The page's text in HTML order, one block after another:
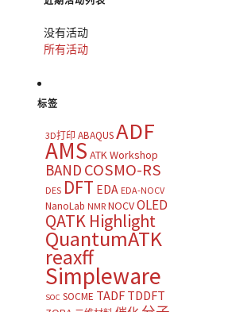
没有活动
所有活动
标签
3D打印 ABAQUSADF
AMS ATK Workshop
BAND COSMO-RS
DES DFT EDA EDA-NOCV
NanoLab NMR NOCVOLED
QATK Highlight
QuantumATK
reaxff
Simpleware
SOC SOCME TADF TDDFT